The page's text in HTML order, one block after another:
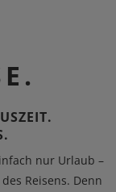
nur Urlaub –
Reisens. Denn